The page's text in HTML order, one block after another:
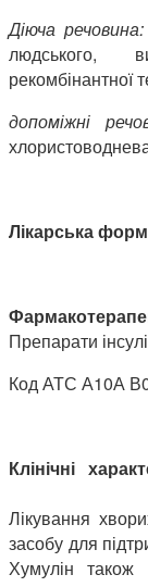
Діюча речовина:
людського,
рекомбінантної
допоміжні
Лікарська
Препарати
Код АТС А10А
Лікування
засобу для
Хумулін також